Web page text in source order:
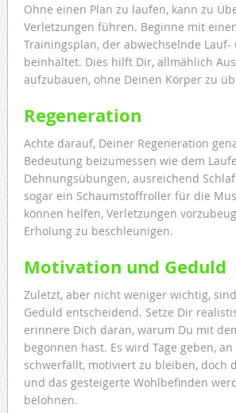
Ohne einen Plan zu laufen, kann zu
Verletzungen führen. Beginne mit
Trainingsplan, der abwechselnde Lauf-
beinhaltet. Dies hilft Dir, allmählich
aufzubauen, ohne Deinen Körper zu
Regeneration
Achte darauf, Deiner Regeneration
Bedeutung beizumessen wie dem
Dehnungsübungen, ausreichend
sogar ein Schaumstoffroller für die
können helfen, Verletzungen
Erholung zu beschleunigen.
Motivation und Geduld
Zuletzt, aber nicht weniger wichtig,
Geduld entscheidend. Setze Dir
erinnere Dich daran, warum Du mit
begonnen hast. Es wird Tage geben,
schwerfällt, motiviert zu bleiben, doch
und das gesteigerte Wohlbefinden
belohnen.